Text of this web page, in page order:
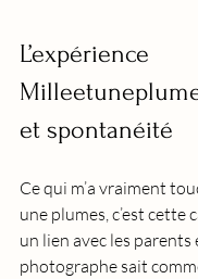
L’expérience
et spontanéité
Ce qui m’a vraiment
une plumes, c’est cette
un lien avec les parents
photographe sait